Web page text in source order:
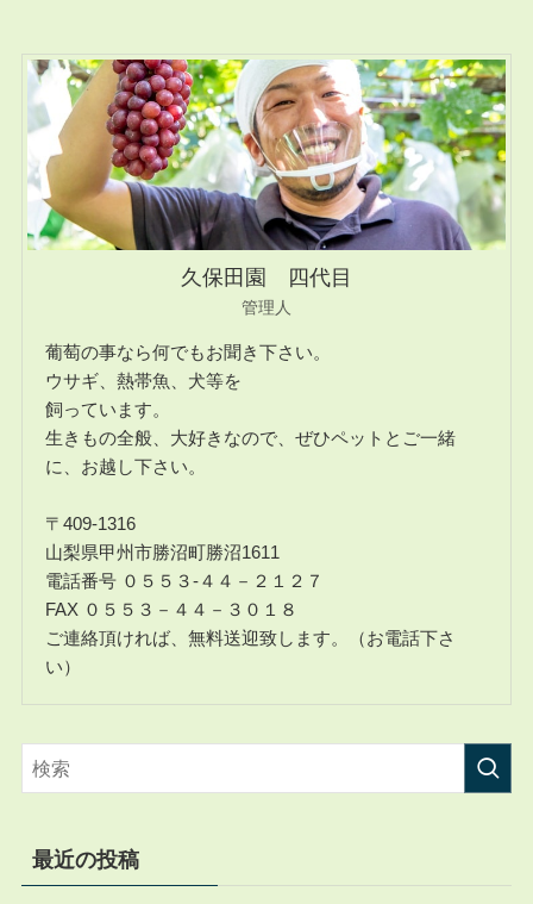
久保田園 四代目
管理人
葡萄の事なら何でもお聞き下さい。
ウサギ、熱帯魚、犬等を
飼っています。
生きもの全般、大好きなので、ぜひペットとご一緒
に、お越し下さい。
〒409-1316
山梨県甲州市勝沼町勝沼1611
電話番号 ０５５３-４４－２１２７
FAX ０５５３－４４－３０１８
ご連絡頂ければ、無料送迎致します。（お電話下さ
い）
最近の投稿